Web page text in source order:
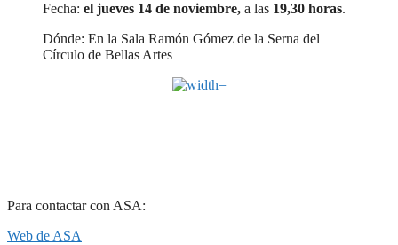
Fecha: el jueves 14 de noviembre, a las 19,30 horas.
Dónde: En la Sala Ramón Gómez de la Serna del
Círculo de Bellas Artes
Para contactar con ASA:
Web de ASA